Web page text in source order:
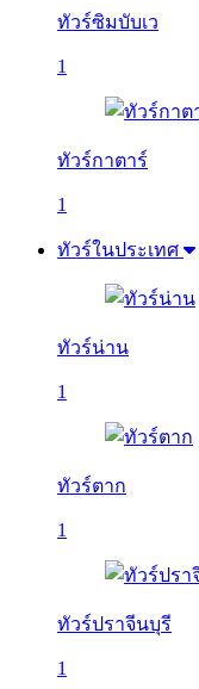
ทัวร์ซิมบับเว
1
ทัวร์กาตาร์
1
ทัวร์ในประเทศ
ทัวร์น่าน
1
ทัวร์ตาก
1
ทัวร์ปราจีนบุรี
1